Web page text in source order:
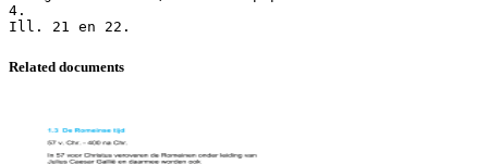
4.
Related documents